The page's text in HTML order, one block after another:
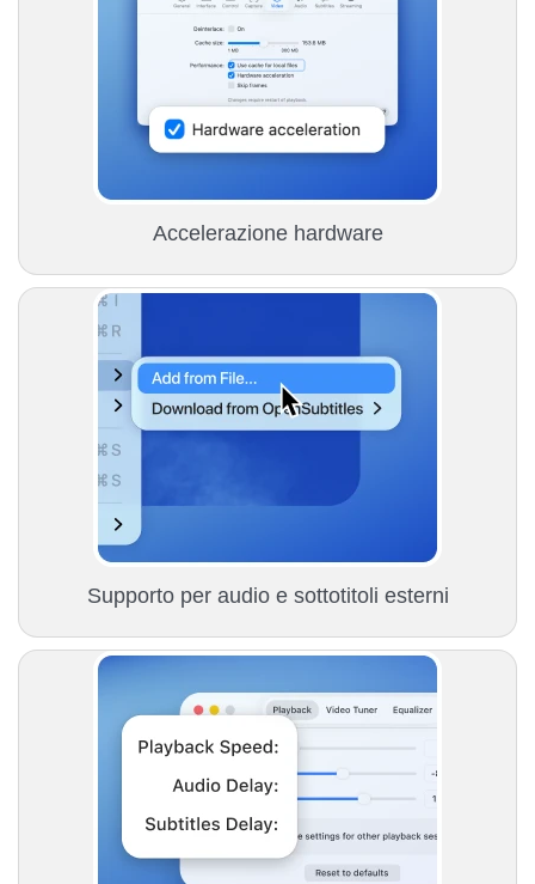
Accelerazione hardware
Supporto per audio e sottotitoli esterni